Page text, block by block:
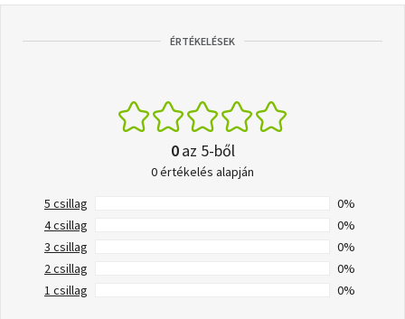
ÉRTÉKELÉSEK
0az 5-ből
0 értékelés alapján
5 csillag
0%
4 csillag
0%
3 csillag
0%
2 csillag
0%
1 csillag
0%